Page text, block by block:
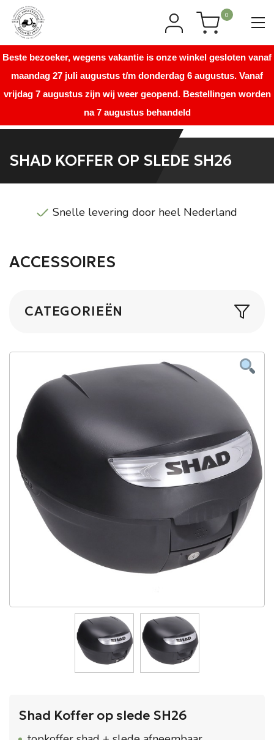
Beste bezoeker, wegens vakantie is onze winkel gesloten vanaf
maandag 27 juli augustus t/m donderdag 6 augustus. Vanaf
vrijdag 7 augustus zijn wij weer geopend. Bestellingen worden
na 7 augustus behandeld
0
SHAD KOFFER OP SLEDE SH26
Snelle levering door heel Nederland
ACCESSOIRES
CATEGORIEËN
Shad Koffer op slede SH26